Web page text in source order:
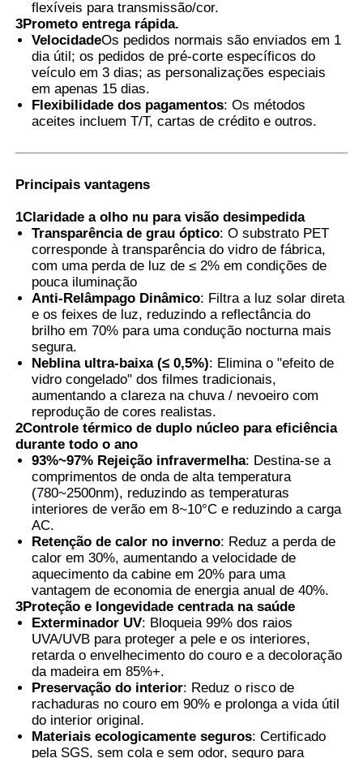
Filme PVB Termocrômico
flexíveis para transmissão/cor.
3Prometo entrega rápida.
VelocidadeOs pedidos normais são enviados em 1
dia útil; os pedidos de pré-corte específicos do
veículo em 3 dias; as personalizações especiais
em apenas 15 dias.
Flexibilidade dos pagamentos: Os métodos
aceites incluem T/T, cartas de crédito e outros.
Principais vantagens
1Claridade a olho nu para visão desimpedida
Transparência de grau óptico: O substrato PET
corresponde à transparência do vidro de fábrica,
com uma perda de luz de ≤ 2% em condições de
pouca iluminação
Anti-Relâmpago Dinâmico: Filtra a luz solar direta
e os feixes de luz, reduzindo a reflectância do
brilho em 70% para uma condução nocturna mais
segura.
Neblina ultra-baixa (≤ 0,5%): Elimina o "efeito de
vidro congelado" dos filmes tradicionais,
aumentando a clareza na chuva / nevoeiro com
reprodução de cores realistas.
2Controle térmico de duplo núcleo para eficiência
durante todo o ano
93%~97% Rejeição infravermelha: Destina-se a
comprimentos de onda de alta temperatura
(780~2500nm), reduzindo as temperaturas
interiores de verão em 8~10°C e reduzindo a carga
AC.
Retenção de calor no inverno: Reduz a perda de
calor em 30%, aumentando a velocidade de
aquecimento da cabine em 20% para uma
vantagem de economia de energia anual de 40%.
3Proteção e longevidade centrada na saúde
Exterminador UV: Bloqueia 99% dos raios
UVA/UVB para proteger a pele e os interiores,
retarda o envelhecimento do couro e a decoloração
da madeira em 85%+.
Preservação do interior: Reduz o risco de
rachaduras no couro em 90% e prolonga a vida útil
do interior original.
Materiais ecologicamente seguros: Certificado
pela SGS, sem cola e sem odor, seguro para